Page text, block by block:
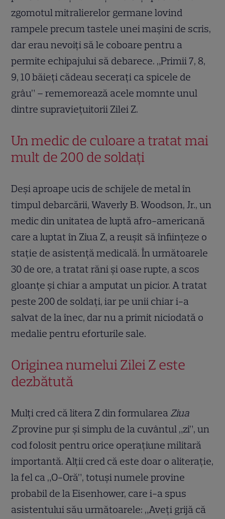
zgomotul mitralierelor germane lovind
rampele precum tastele unei mașini de scris,
dar erau nevoiți să le coboare pentru a
permite echipajului să debarece. „Primii 7, 8,
9, 10 băieți cădeau secerați ca spicele de
grâu” – rememorează acele momnte unul
dintre supraviețuitorii Zilei Z.
Un medic de culoare a tratat mai
mult de 200 de soldați
Deși aproape ucis de schijele de metal în
timpul debarcării, Waverly B. Woodson, Jr., un
medic din unitatea de luptă afro-americană
care a luptat în Ziua Z, a reușit să înființeze o
stație de asistență medicală. În următoarele
30 de ore, a tratat răni și oase rupte, a scos
gloanțe și chiar a amputat un picior. A tratat
peste 200 de soldați, iar pe unii chiar i-a
salvat de la înec, dar nu a primit niciodată o
medalie pentru eforturile sale.
Originea numelui Zilei Z este
dezbătută
Mulți cred că litera Z din formularea Ziua
Zprovine pur și simplu de la cuvântul „zi”, un
cod folosit pentru orice operațiune militară
importantă. Alții cred că este doar o aliterație,
la fel ca „O-Oră”, totuși numele provine
probabil de la Eisenhower, care i-a spus
asistentului său următoarele: „Aveți grijă că